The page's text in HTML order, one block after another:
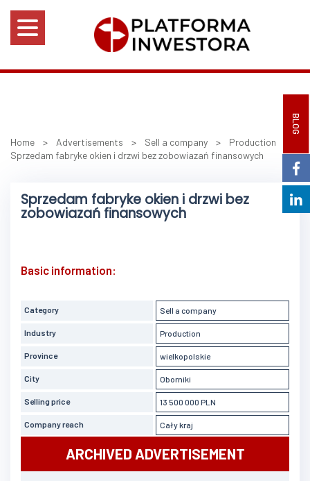
BLOG
Home > Advertisements > Sell a company > Production
Sprzedam fabryke okien i drzwi bez zobowiazań finansowych
Sprzedam fabryke okien i drzwi bez
zobowiazań finansowych
Basic information:
Category Sell a company
Industry Production
Province wielkopolskie
City Oborniki
Selling price 13 500 000 PLN
Company reach Cały kraj
ARCHIVED ADVERTISEMENT